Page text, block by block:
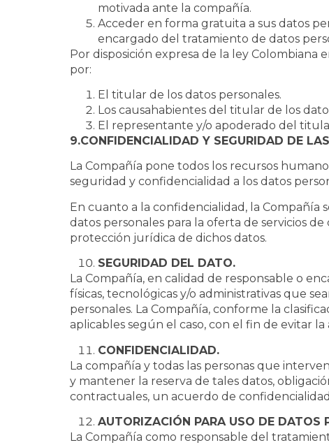
motivada ante la compañía.
Acceder en forma gratuita a sus datos
encargado del tratamiento de datos
Por disposición expresa de la ley
por:
El titular de los datos personales.
Los causahabientes del titular de los
El representante y/o apoderado del
9.CONFIDENCIALIDAD Y SEGURIDAD DE
La Compañía pone todos los recursos
seguridad y confidencialidad a los datos
En cuanto a la confidencialidad, la Compañía
datos personales para la oferta de servicios
protección jurídica de dichos datos.
SEGURIDAD DEL DATO.
La Compañía, en calidad de responsable o
físicas, tecnológicas y/o administrativas que
personales. La Compañía, conforme la
aplicables según el caso, con el fin de evitar
CONFIDENCIALIDAD.
La compañía y todas las personas que
y mantener la reserva de tales datos,
contractuales, un acuerdo de
AUTORIZACIÓN PARA USO DE DATOS
La Compañía como responsable del